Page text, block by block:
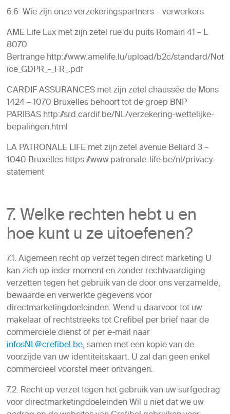
6.6 Wie zijn onze verzekeringspartners – verwerkers
AME Life Lux met zijn zetel rue du puits Romain 41 – L
8070
Bertrange http://www.amelife.lu/upload/b2c/standard/Not
ice_GDPR_-_FR_.pdf
CARDIF ASSURANCES met zijn zetel chaussée de Mons
1424 – 1070 Bruxelles behoort tot de groep BNP
PARIBAS http://srd.cardif.be/NL/verzekering-wettelijke-
bepalingen.html
LA PATRONALE LIFE met zijn zetel avenue Beliard 3 –
1040 Bruxelles https://www.patronale-life.be/nl/privacy-
statement
7. Welke rechten hebt u en
hoe kunt u ze uitoefenen?
7.1. Algemeen recht op verzet tegen direct marketing U
kan zich op ieder moment en zonder rechtvaardiging
verzetten tegen het gebruik van de door ons verzamelde,
bewaarde en verwerkte gegevens voor
directmarketingdoeleinden. Wend u daarvoor tot uw
makelaar of rechtstreeks tot Crefibel per brief naar de
commerciële dienst of per e-mail naar
infosNL@crefibel.be, samen met een kopie van de
voorzijde van uw identiteitskaart. U zal dan geen enkel
commercieel voorstel meer ontvangen.
7.2. Recht op verzet tegen het gebruik van uw surfgedrag
voor directmarketingdoeleinden Wil u niet dat we uw